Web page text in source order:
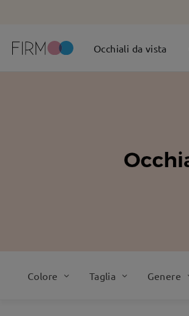
Occhiali da vista
Colore Taglia Genere